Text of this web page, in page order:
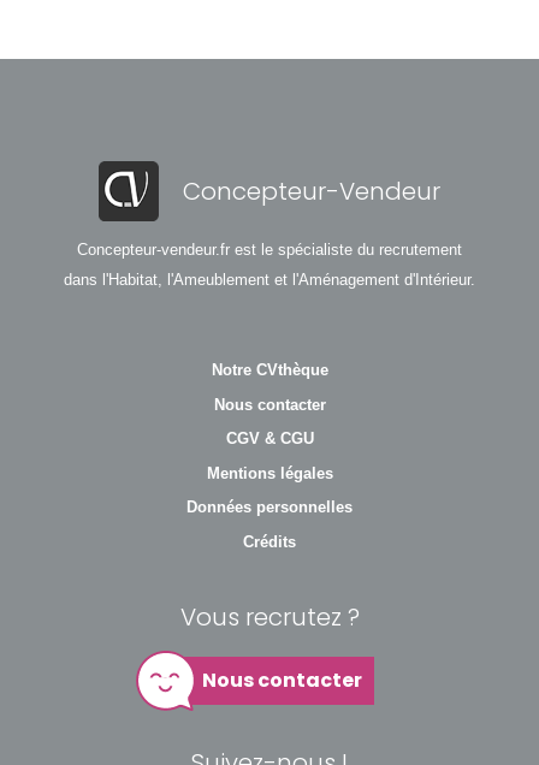
Concepteur-Vendeur
Concepteur-vendeur.fr est le spécialiste du recrutement
dans l'Habitat, l'Ameublement et l'Aménagement d'Intérieur.
Notre CVthèque
Nous contacter
CGV & CGU
Mentions légales
Données personnelles
Crédits
Vous recrutez ?
Nous contacter